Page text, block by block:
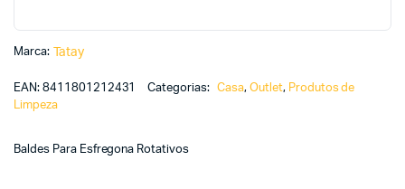
Marca: Tatay
EAN: 8411801212431 Categorias: Casa, Outlet, Produtos de
Limpeza
Baldes Para Esfregona Rotativos